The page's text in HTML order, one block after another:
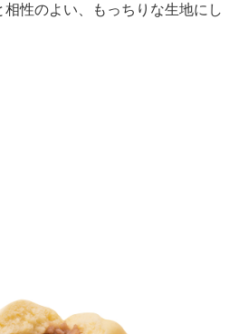
相性のよい、もっちりな生地にし